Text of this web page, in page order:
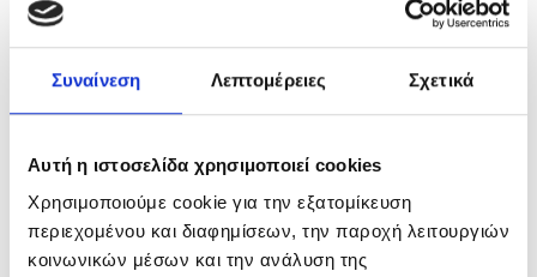
Συναίνεση Λεπτομέρειες Σχετικά
Αυτή η ιστοσελίδα χρησιμοποιεί cookies
Χρησιμοποιούμε cookie για την εξατομίκευση
περιεχομένου και διαφημίσεων, την παροχή λειτουργιών
κοινωνικών μέσων και την ανάλυση της
Hearing Aids
EnergiaNet
LATARKI